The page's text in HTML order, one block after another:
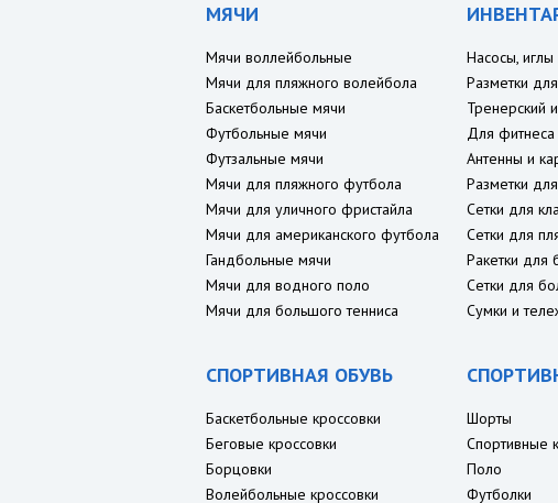
МЯЧИ
Мячи воллейбольные
Мячи для пляжного волейбола
Баскетбольные мячи
Футбольные мячи
Футзальные мячи
Мячи для пляжного футбола
Мячи для уличного фристайла
Мячи для американского футбола
Гандбольные мячи
Мячи для водного поло
Мячи для большого тенниса
Насосы,
Разметки
Тренерский
Для фитнеса
Антенны и
Разметки
Сетки для
Сетки для
Ракетки для
Сетки для
Сумки и
СПОРТИВНАЯ ОБУВЬ
Баскетбольные кроссовки
Беговые кроссовки
Борцовки
Волейбольные кроссовки
Шорты
Спортивные
Поло
Футболки